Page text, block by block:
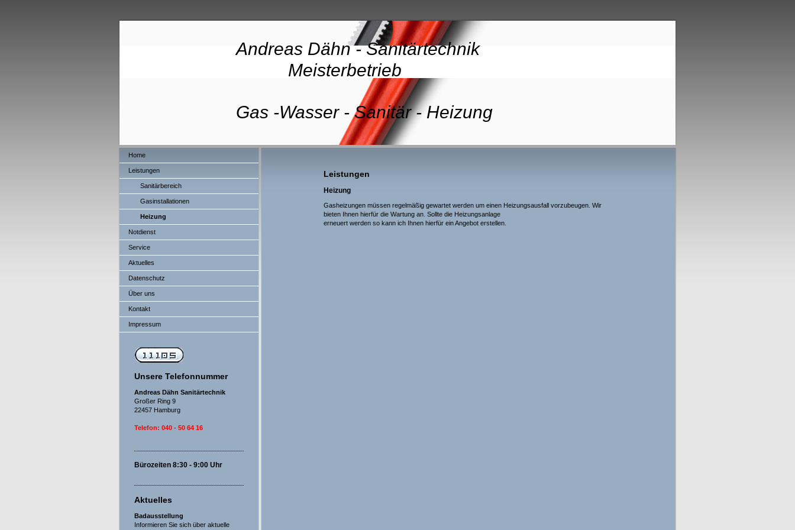
Andreas Dähn - Sanitärtechnik
Meisterbetrieb
Gas -Wasser - Sanitär - Heizung
Home
Leistungen
Sanitärbereich
Gasinstallationen
Heizung
Notdienst
Service
Aktuelles
Datenschutz
Über uns
Kontakt
Impressum
Unsere Telefonnummer
Andreas Dähn Sanitärtechnik
Großer Ring 9
22457 Hamburg
Telefon: 040 - 50 64 16
Bürozeiten 8:30 - 9:00 Uhr
Aktuelles
Badausstellung
Informieren Sie sich über aktuelle
Leistungen
Heizung
Gasheizungen müssen regelmäßig gewartet werden um einen Heizungsausfall vorzubeugen. Wir
bieten Ihnen hierfür die Wartung an. Sollte die Heizungsanlage
erneuert werden so kann ich Ihnen hierfür ein Angebot erstellen.